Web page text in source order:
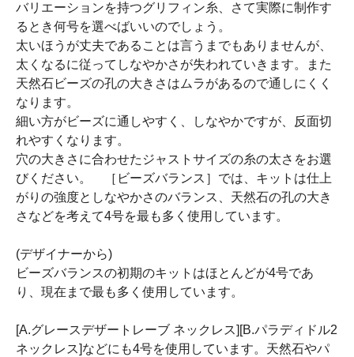
バリエーションを持つグリフィン糸、さて実際に制作す
るとき何号を選べばいいのでしょう。
太いほうが丈夫であることは言うまでもありませんが、
太くなるに従ってしなやかさが失われていきます。また
天然石ビーズの孔の大きさはムラがあるので通しにくく
なります。
細い方がビーズに通しやすく、しなやかですが、反面切
れやすくなります。
穴の大きさに合わせたジャストサイズの糸の太さをお選
びください。 ［ビーズバランス］では、キットは仕上
がりの強度としなやかさのバランス、天然石の孔の大き
さなどを考えて4号を最も多く使用しています。
(デザイナーから)
ビーズバランスの初期のキットはほとんどが4号であ
り、現在まで最も多く使用しています。
[A.グレースデザートレーブ ネックレス][B.パラディドル2
ネックレス]などにも4号を使用しています。天然石やパ